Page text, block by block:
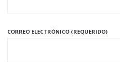
CORREO ELECTRÓNICO (REQUERIDO)